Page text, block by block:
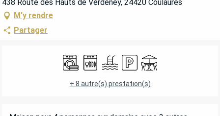
438 Route des Hauts de Verdeney, 24420 Coulaures
M'y rendre
Partager
OUVERTURE ET COORDONNÉES
Lave lingeLave vaisselle
PiscineParkingTerrasse
+ 8 autre(s) prestation(s)
DESCRIPTION